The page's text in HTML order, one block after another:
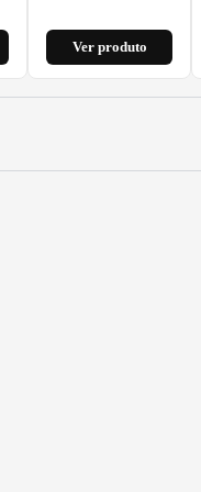
Ver produto